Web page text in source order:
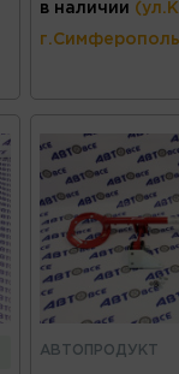
в наличии
АВТОПРОДУКТ